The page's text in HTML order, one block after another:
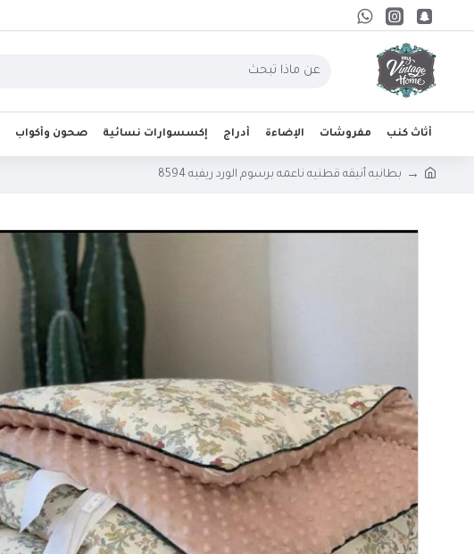
أثاث كنب مفروشات الإضاءة أدراج إكسسوارات نسائية صحون وأكواب
بطانيه أنيقه قطنيه ناعمه برسوم الورد ريفيه 8594